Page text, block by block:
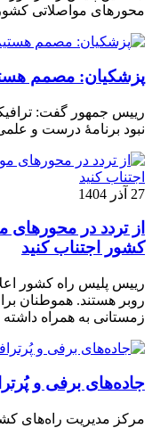
محورهای مواصلاتی
پزشکیان: مصمم
رییس جمهور گفت:
نبود برنامۀ درست و
27 آذر 1404
از تردد در
کشور اجتناب کنید
روبر هستند. هموطنان
زمستانی به همراه داشته
جاده‌های برفی و